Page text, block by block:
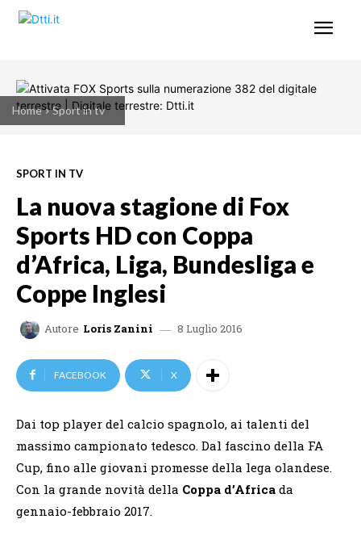
Home Sport in tv
SPORT IN TV
La nuova stagione di Fox
Sports HD con Coppa
d’Africa, Liga, Bundesliga e
Coppe Inglesi
Autore Loris Zanini 8 Luglio 2016
FACEBOOK X
Dai top player del calcio spagnolo, ai talenti del
massimo campionato tedesco. Dal fascino della FA
Cup, fino alle giovani promesse della lega olandese.
Con la grande novità della Coppa d’Africa da
gennaio-febbraio 2017.